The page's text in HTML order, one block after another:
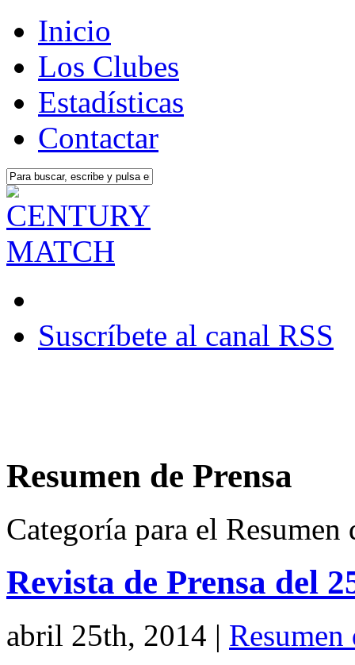
Inicio
Los Clubes
Estadísticas
Contactar
Suscríbete al canal RSS
Resumen de Prensa
Categoría para el Resumen
Revista de Prensa del
abril 25th, 2014 | Resumen